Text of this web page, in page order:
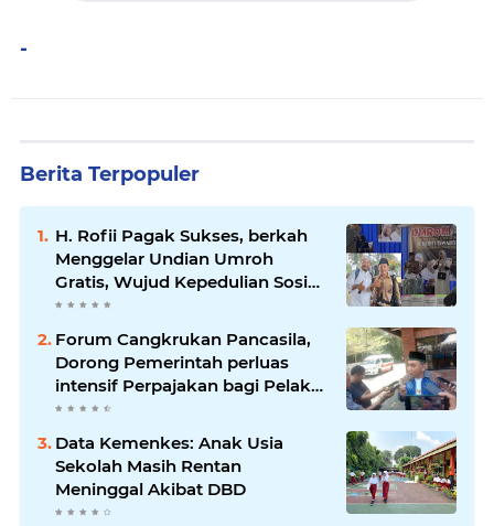
-
Berita Terpopuler
H. Rofii Pagak Sukses, berkah
Menggelar Undian Umroh
Gratis, Wujud Kepedulian Sosial
berbagi.
Forum Cangkrukan Pancasila,
Dorong Pemerintah perluas
intensif Perpajakan bagi Pelaku
Usaha UMKM.
Data Kemenkes: Anak Usia
Sekolah Masih Rentan
Meninggal Akibat DBD